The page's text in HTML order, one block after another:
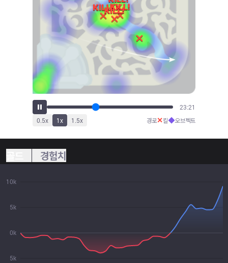
25:53
0.5x 1x 1.5x 경로✕킬◆오브젝트
경험치
5k
0k
5k
10k